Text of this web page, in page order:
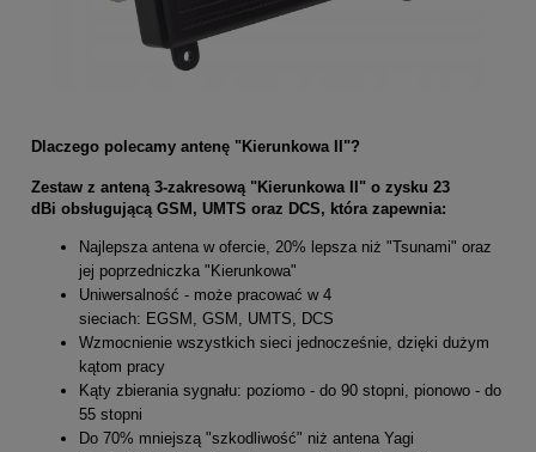
Dlaczego polecamy antenę "Kierunkowa II"?
Zestaw z anteną 3-zakresową "Kierunkowa II" o zysku 23
dBi obsługującą GSM, UMTS oraz DCS, która zapewnia:
Najlepsza antena w ofercie, 20% lepsza niż "Tsunami" oraz
jej poprzedniczka "Kierunkowa"
Uniwersalność - może pracować w 4
sieciach: EGSM, GSM, UMTS, DCS
Wzmocnienie wszystkich sieci jednocześnie, dzięki dużym
kątom pracy
Kąty zbierania sygnału: poziomo - do 90 stopni, pionowo - do
55 stopni
Do 70% mniejszą "szkodliwość" niż antena Yagi